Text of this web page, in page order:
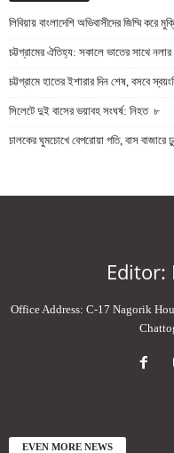
লিবিয়ায় বাংলাদেশি অভিবাসীদের জিম্মি করে
চট্টগ্রামের ঐতিহ্য: সকালে ভাতের সাথে
চট্টগ্রামে হাতের ইশারার দিন শেষ, বসবে
সিলেটে দুই বাসের ভয়াবহ সংঘর্ষ: নিহত ৮
চালকের ঘুমচোখে বেপরোয়া গতি, বাস বাজারে
Editor:
Office Address: C-17 Nagorik
EVEN MORE NEWS